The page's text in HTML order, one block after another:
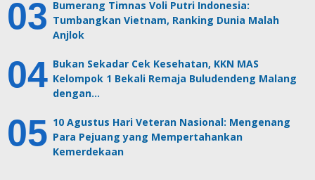
Bumerang Timnas Voli Putri Indonesia:
Tumbangkan Vietnam, Ranking Dunia Malah
Anjlok
Bukan Sekadar Cek Kesehatan, KKN MAS
Kelompok 1 Bekali Remaja Buludendeng Malang
dengan…
10 Agustus Hari Veteran Nasional: Mengenang
Para Pejuang yang Mempertahankan
Kemerdekaan